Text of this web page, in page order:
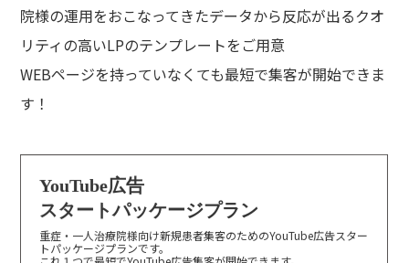
院様の運用をおこなってきたデータから反応が出るクオ
リティの高いLPのテンプレートをご用意
WEBページを持っていなくても最短で集客が開始できま
す！
YouTube広告
スタートパッケージプラン
重症・一人治療院様向け新規患者集客のためのYouTube広告スター
トパッケージプランです。